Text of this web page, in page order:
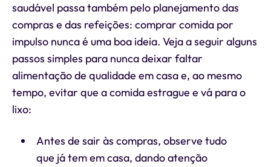
saudável passa também pelo planejamento das
compras e das refeições: comprar comida por
impulso nunca é uma boa ideia. Veja a seguir alguns
passos simples para nunca deixar faltar
alimentação de qualidade em casa e, ao mesmo
tempo, evitar que a comida estrague e vá para o
lixo:
Antes de sair às compras, observe tudo
que já tem em casa, dando atenção